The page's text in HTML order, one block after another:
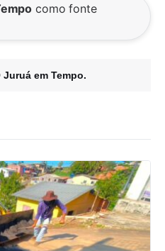
como fonte
Juruá em Tempo.